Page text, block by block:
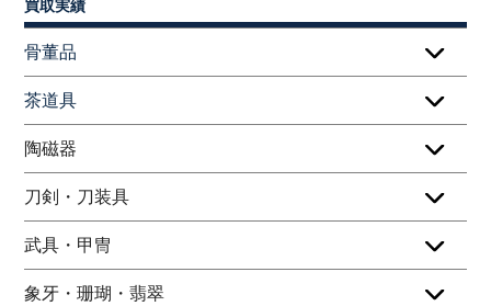
買取実績
骨董品
茶道具
陶磁器
刀剣・刀装具
武具・甲冑
象牙・珊瑚・翡翠